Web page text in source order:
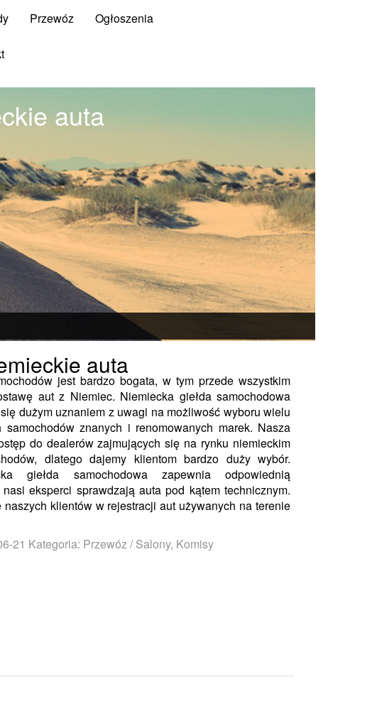
Przewóz Ogłoszenia
auta
auta
jest bardzo bogata, w tym przede wszystkim
aut z Niemiec. Niemiecka giełda samochodowa
dużym uznaniem z uwagi na możliwość wyboru wielu
samochodów znanych i renomowanych marek. Nasza
do dealerów zajmujących się na rynku niemieckim
dlatego dajemy klientom bardzo duży wybór.
giełda samochodowa zapewnia odpowiednią
eksperci sprawdzają auta pod kątem technicznym.
naszych klientów w rejestracji aut używanych na terenie
21 Kategoria: Przewóz / Salony, Komisy